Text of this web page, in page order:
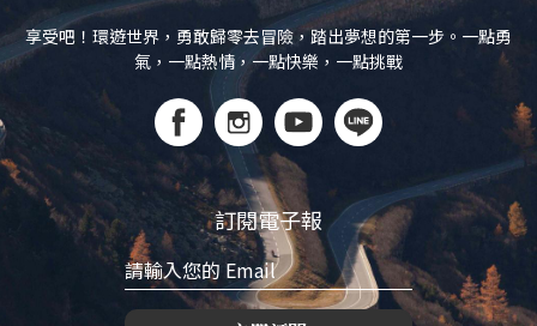
享受吧！環遊世界，勇敢歸零去冒險，踏出夢想的第一步。一點勇
氣，一點熱情，一點快樂，一點挑戰
訂閱電子報